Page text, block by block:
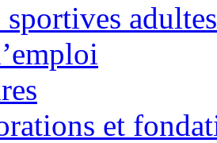
adultes
et